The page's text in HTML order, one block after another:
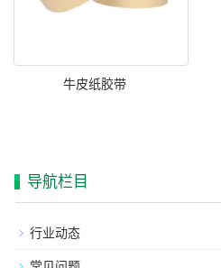
牛皮纸胶带
导航栏目
行业动态